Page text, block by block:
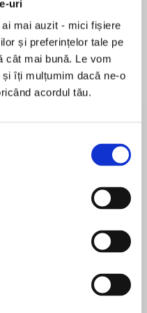
uri
mai auzit - mici fișiere
și preferințelor tale pe
cât mai bună. Le vom
îți mulțumim dacă ne-o
acordul tău.
the migration
in his living room,
childless home.
steps in to
and brilliant but
swayed by the
had tried to hide.
That is, until
bestselling